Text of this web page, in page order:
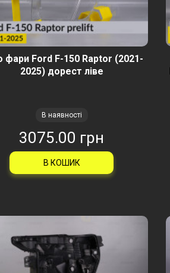
фари Ford F-150 Raptor (2021-
2025) дорест ліве
В наявності
3075.00 грн
В КОШИК